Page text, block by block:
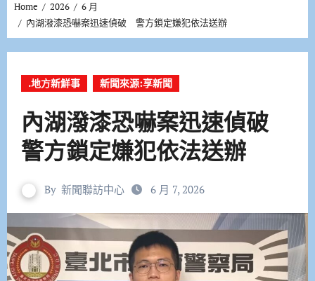
Home 2026
6 月
內湖潑漆恐嚇案迅速偵破 警方鎖定嫌犯依法送辦
.地方新鮮事 新聞來源:享新聞
內湖潑漆恐嚇案迅速偵破
警方鎖定嫌犯依法送辦
By 新聞聯訪中心 6 月 7, 2026